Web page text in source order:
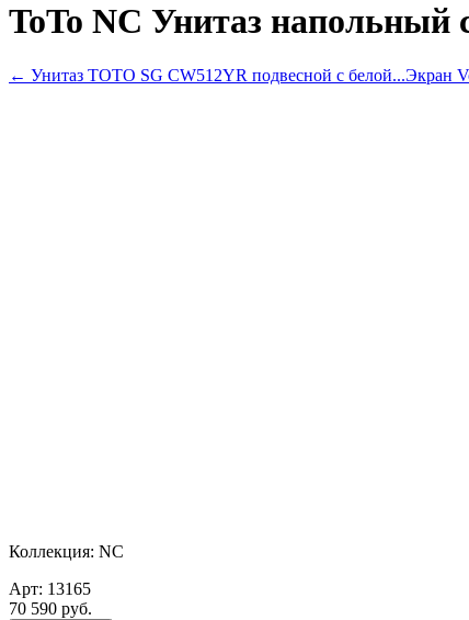
ToTo NC Унитаз напольный
← Унитаз TOTO SG CW512YR подвесной с белой...Экран
Коллекция: NC
Арт: 13165
70 590 руб.